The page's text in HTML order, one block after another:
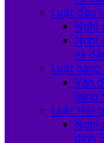
Luật đầu
Nghị
Nghị
và
Luật hàng
Vận
hàng
Luật Hải
Nghị
định